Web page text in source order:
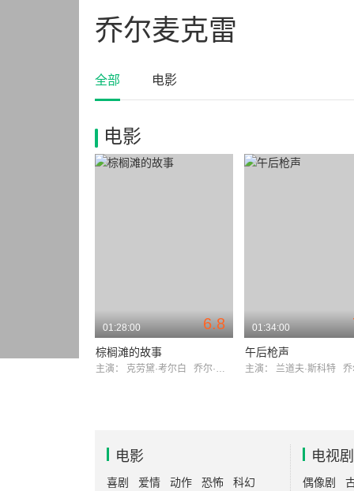
乔尔麦克雷
全部 电影
电影
6.8
01:28:00
棕榈滩的故事
主演： 克劳黛·考尔白 乔尔·麦克雷
01:34:00
午后枪声
主演： 兰道夫·斯科特 乔尔
电影
喜剧 爱情 动作 恐怖 科幻
电视剧
偶像剧